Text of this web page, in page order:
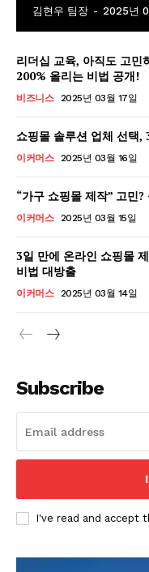
Company
회사소개
구독 플랜
마이페이지
김현우 팀장 - 2025년
리더십 교육, 아직도 고민
200% 올리는 비법 공개!
비즈니스 2025년 03월 17일
쇼핑몰 솔루션 업체 선택,
이커머스 2025년 03월 16일
“가구 쇼핑몰 제작” 고민
이커머스 2025년 03월 15일
3일 만에 온라인 쇼핑몰
비법 대방출
이커머스 2025년 03월 14일
Subscribe
I've read and accept